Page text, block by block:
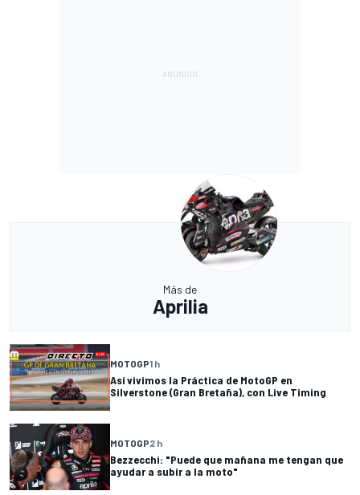
Más de
Aprilia
MOTOGP1 h
Así vivimos la Práctica de MotoGP en
Silverstone (Gran Bretaña), con Live Timing
MOTOGP2 h
Bezzecchi: "Puede que mañana me tengan que
ayudar a subir a la moto"